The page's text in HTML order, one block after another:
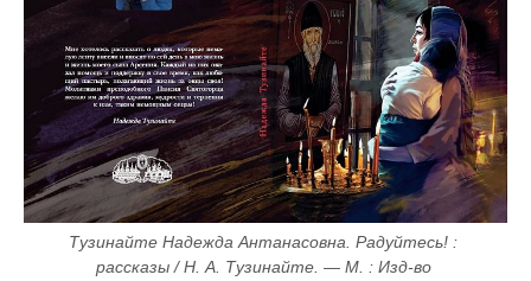
Тузинайте Надежда Антанасовна. Радуйтесь! :
рассказы / Н. А. Тузинайте. — М. : Изд-во